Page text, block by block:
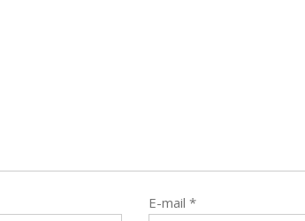
E-mail *